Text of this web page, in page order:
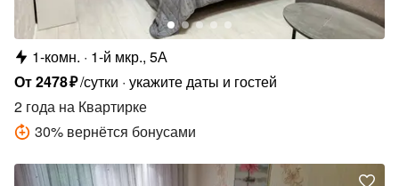
1-комн.
1-й мкр., 5А
От2478₽/сутки укажите даты и гостей
2 года на Квартирке
30% вернётся бонусами